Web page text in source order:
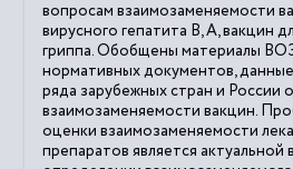
вопросам взаимозаменяемости
вирусного гепатита B, A, вакцин
гриппа. Обобщены материалы
нормативных документов,
ряда зарубежных стран и России
взаимозаменяемости вакцин.
оценки взаимозаменяемости
препаратов является актуальной